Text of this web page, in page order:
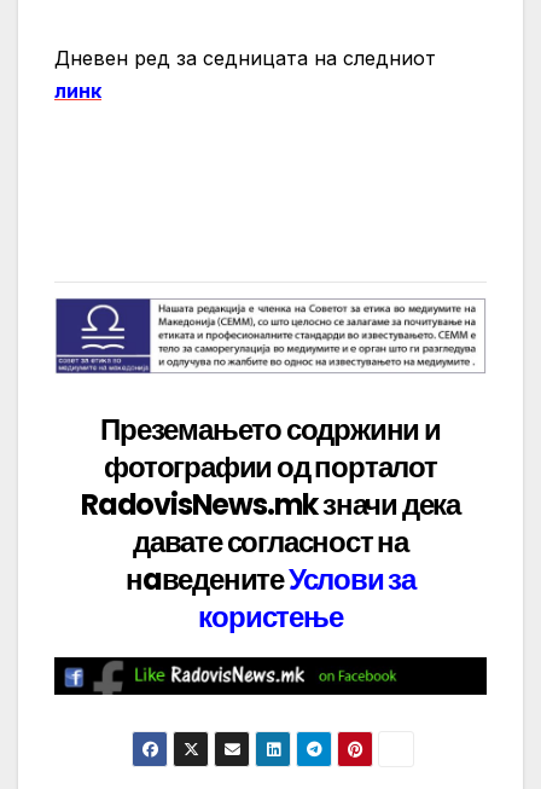
Дневен ред за седницата на следниот
линк
Преземањето содржини и
фотографии од порталот
RadovisNews.mk значи дека
даватесогласност на
нaведенитеУслови за
користење